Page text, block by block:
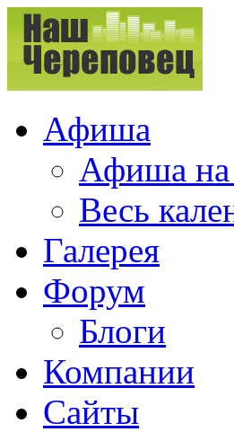
Афиша
Афиша на
Весь
Галерея
Форум
Блоги
Компании
Сайты